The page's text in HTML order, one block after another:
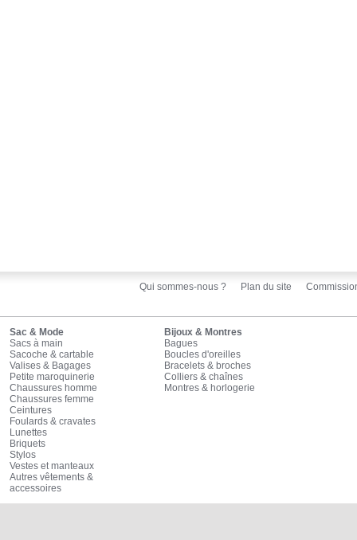
Qui sommes-nous ? Plan du site
Sac & Mode
Sacs à main
Sacoche & cartable
Valises & Bagages
Petite maroquinerie
Chaussures homme
Chaussures femme
Ceintures
Foulards & cravates
Lunettes
Briquets
Stylos
Vestes et manteaux
Autres vêtements &
accessoires
Bijoux & Montres
Bagues
Boucles d'oreilles
Bracelets & broches
Colliers & chaînes
Montres & horlogerie